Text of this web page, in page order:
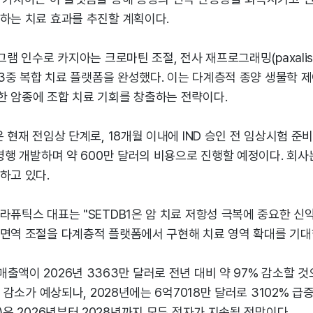
는 치료 효과를 추진할 계획이다.
램 인수로 카지아는 크로마틴 조절, 전사 재프로그래밍
복합 치료 플랫폼을 완성했다. 이는 다계층적 종양 생물학
암종에 조합 치료 기회를 창출하는 전략이다.
현재 전임상 단계로, 18개월 이내에 IND 승인 전 임상시험 준
행 개발하며 약 600만 달러의 비용으로 진행할 예정이다. 회사
고 있다.
퓨틱스 대표는 "SETDB1은 암 치료 저항성 극복에 중요한 신
역 조절을 다계층적 플랫폼에서 구현해 치료 영역 확대를 기
출액이 2026년 3363만 달러로 전년 대비 약 97% 감소할 것
소가 예상되나, 2028년에는 6억7018만 달러로 3102% 급